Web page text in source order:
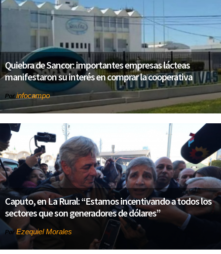
Quiebra de Sancor: importantes empresas lácteas
manifestaron su interés en comprar la cooperativa
Por infocampo
Caputo, en La Rural: “Estamos incentivando a todos los
sectores que son generadores de dólares”
Por Ezequiel Morales